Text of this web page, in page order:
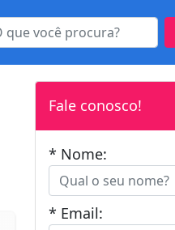
Fale conosco!
* Nome:
* Email: